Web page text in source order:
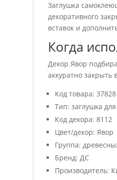
Заглушка
декоративного
вставок и
Когда
Декор Явор
аккуратно закрыть
Код товара: 37828
Тип: заглушка
Код декора: 8112
Цвет/декор: Явор
Группа:
Бренд: ДС
Производитель: